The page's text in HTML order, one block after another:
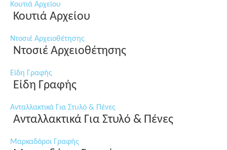
Κουτιά Αρχείου
Κουτιά Αρχείου
Ντοσιέ Αρχειοθέτησης
Ντοσιέ Αρχειοθέτησης
Είδη Γραφής
Είδη Γραφής
Ανταλλακτικά Για Στυλό & Πένες
Ανταλλακτικά Για Στυλό & Πένες
Μαρκαδόροι Γραφής